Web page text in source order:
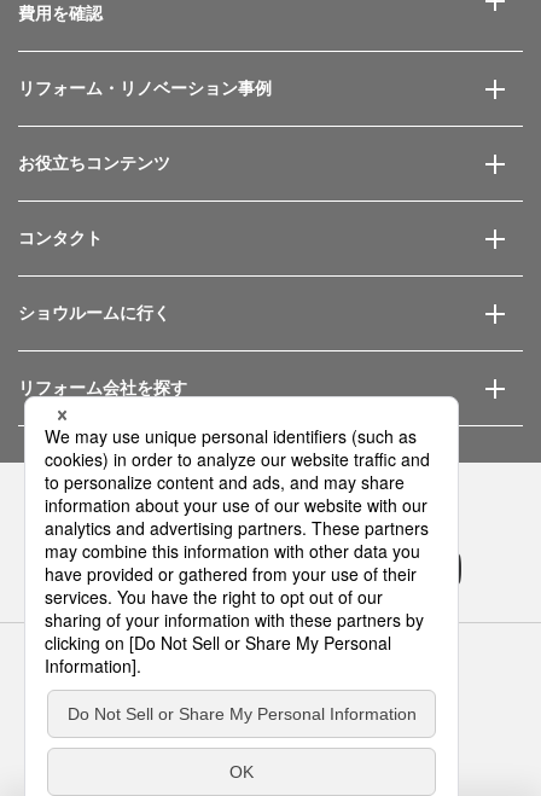
費用を確認
リフォーム・リノベーション事例
お役立ちコンテンツ
コンタクト
ショウルームに行く
リフォーム会社を探す
Panasonicの住まい・くらし SNSアカウント
サイトのご利用にあたって
クッキーポリシー
個人情報保護方針
Area/Country
パナソニック ハウジングソリューションズ株式会社
© Panasonic Housing Solutions Co., Ltd.